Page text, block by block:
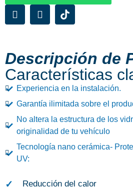
Descripción de
Características
Experiencia en la instalación.
Garantía ilimitada sobre el
No altera la estructura de los
originalidad de tu vehículo
Tecnología nano cerámica-
UV:
Reducción del calor